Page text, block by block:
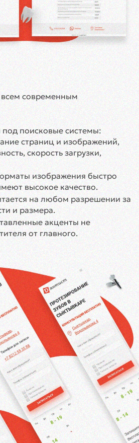
всем современным
поисковые системы:
страниц и изображений,
скорость загрузки,
изображения быстро
высокое качество.
на любом разрешении за
и размера.
акценты не
от главного.